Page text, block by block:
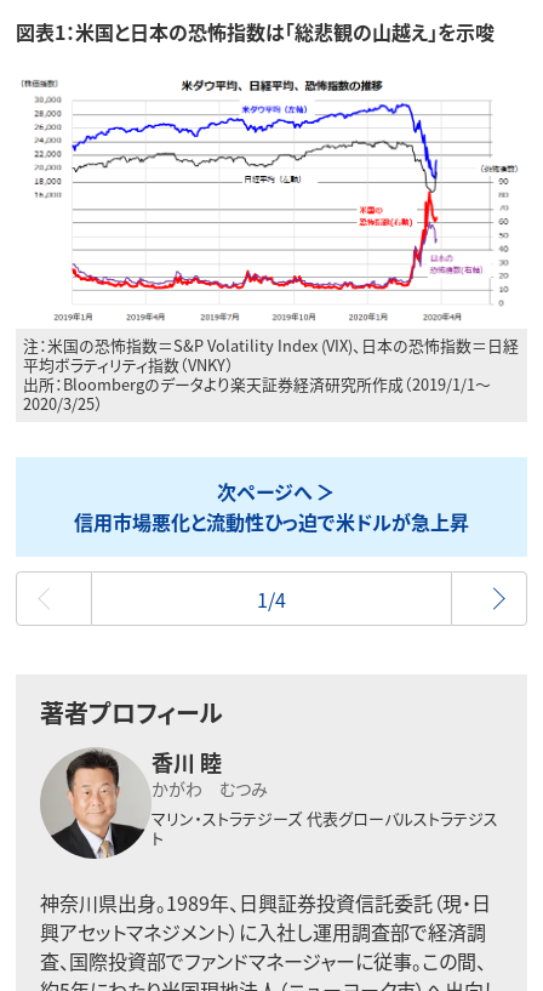
図表1：米国と日本の恐怖指数は「総悲観の山越え」を示唆
注：米国の恐怖指数＝S&P Volatility Index (VIX)、日本の恐怖指数＝日経
平均ボラティリティ指数（VNKY）
出所：Bloombergのデータより楽天証券経済研究所作成（2019/1/1～
2020/3/25）
次ページへ
信用市場悪化と流動性ひっ迫で米ドルが急上昇
最初
1/4
著者プロフィール
香川 睦
かがわ むつみ
マリン・ストラテジーズ 代表グローバルストラテジス
ト
神奈川県出身。1989年、日興証券投資信託委託（現・日
興アセットマネジメント）に入社し運用調査部で経済調
査、国際投資部でファンドマネージャーに従事。この間、